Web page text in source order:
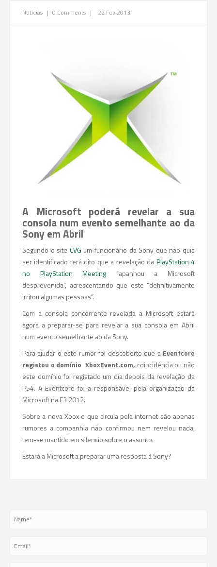
Noticias | 0 Comments | 22 Fev 2013
A Microsoft poderá revelar a sua
consola num evento semelhante ao da
Sony em Abril
Segundo o site CVG um funcionário da Sony que não quis
ser identificado terá dito que a revelação da PlayStation 4
no PlayStation Meeting “apanhou a Microsoft
desprevenida”, acrescentando que este “definitivamente
irritou algumas pessoas”.
Com a consola concorrente revelada a Microsoft estará
agora a preparar-se para revelar a sua consola em Abril
num evento semelhante ao da Sony.
Para ajudar o este rumor foi descoberto que aEventcore
registou o domínio XboxEvent.com, coincidência ou não
este domínio foi registado um dia depois da revelação da
PS4. A Eventcore foi a responsável pela organização da
Microsoft na E3 2012.
Sobre a nova Xbox o que circula pela internet são apenas
rumores a companhia não confirmou nem revelou nada,
tem-se mantido em silencio sobre o assunto.
Estará a Microsoft a preparar uma resposta à Sony?